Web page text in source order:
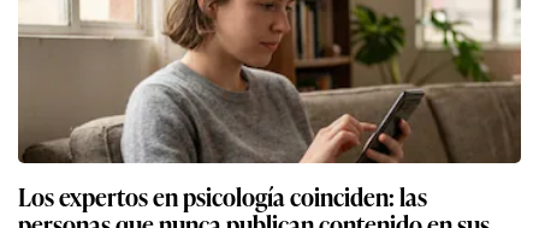
Los expertos en psicología coinciden: las